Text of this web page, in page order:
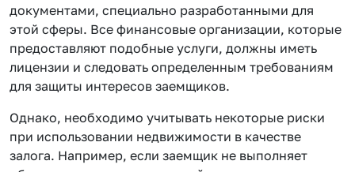
документами, специально разработанными для
этой сферы. Все финансовые организации, которые
предоставляют подобные услуги, должны иметь
лицензии и следовать определенным требованиям
для защиты интересов заемщиков.
Однако, необходимо учитывать некоторые риски
при использовании недвижимости в качестве
залога. Например, если заемщик не выполняет